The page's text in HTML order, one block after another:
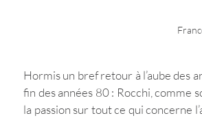
Hormis un bref retour à l’aube des
fin des années 80 : Rocchi, comme
la passion sur tout ce qui concerne